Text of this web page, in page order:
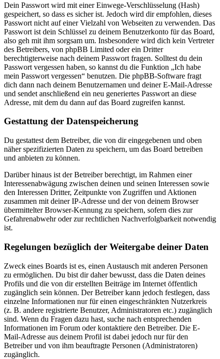
Dein Passwort wird mit einer Einwege-Verschlüsselung (Hash)
gespeichert, so dass es sicher ist. Jedoch wird dir empfohlen, dieses
Passwort nicht auf einer Vielzahl von Webseiten zu verwenden. Das
Passwort ist dein Schlüssel zu deinem Benutzerkonto für das Board,
also geh mit ihm sorgsam um. Insbesondere wird dich kein Vertreter
des Betreibers, von phpBB Limited oder ein Dritter
berechtigterweise nach deinem Passwort fragen. Solltest du dein
Passwort vergessen haben, so kannst du die Funktion „Ich habe
mein Passwort vergessen“ benutzen. Die phpBB-Software fragt
dich dann nach deinem Benutzernamen und deiner E-Mail-Adresse
und sendet anschließend ein neu generiertes Passwort an diese
Adresse, mit dem du dann auf das Board zugreifen kannst.
Gestattung der Datenspeicherung
Du gestattest dem Betreiber, die von dir eingegebenen und oben
näher spezifizierten Daten zu speichern, um das Board betreiben
und anbieten zu können.
Darüber hinaus ist der Betreiber berechtigt, im Rahmen einer
Interessenabwägung zwischen deinen und seinen Interessen sowie
den Interessen Dritter, Zeitpunkte von Zugriffen und Aktionen
zusammen mit deiner IP-Adresse und der von deinem Browser
übermittelter Browser-Kennung zu speichern, sofern dies zur
Gefahrenabwehr oder zur rechtlichen Nachverfolgbarkeit notwendig
ist.
Regelungen bezüglich der Weitergabe deiner Daten
Zweck eines Boards ist es, einen Austausch mit anderen Personen
zu ermöglichen. Du bist dir daher bewusst, dass die Daten deines
Profils und die von dir erstellten Beiträge im Internet öffentlich
zugänglich sein können. Der Betreiber kann jedoch festlegen, dass
einzelne Informationen nur für einen eingeschränkten Nutzerkreis
(z. B. andere registrierte Benutzer, Administratoren etc.) zugänglich
sind. Wenn du Fragen dazu hast, suche nach entsprechenden
Informationen im Forum oder kontaktiere den Betreiber. Die E-
Mail-Adresse aus deinem Profil ist dabei jedoch nur für den
Betreiber und von ihm beauftragte Personen (Administratoren)
zugänglich.